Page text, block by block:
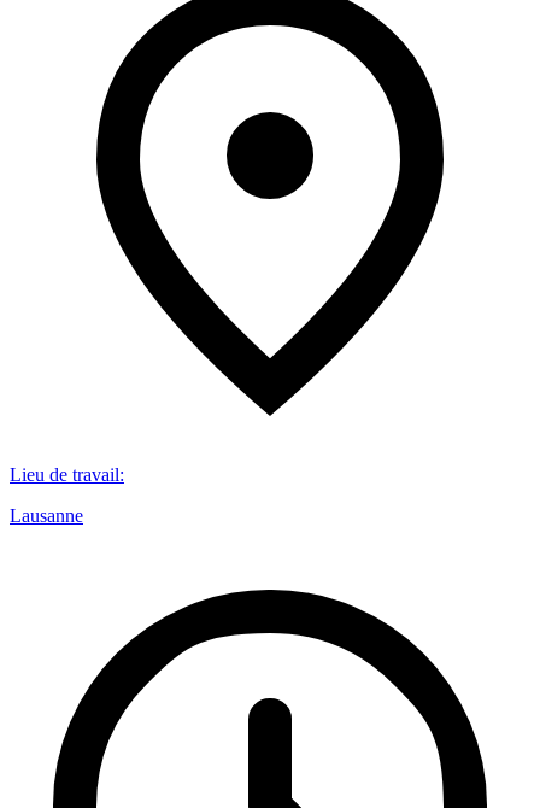
Lieu de travail:
Lausanne